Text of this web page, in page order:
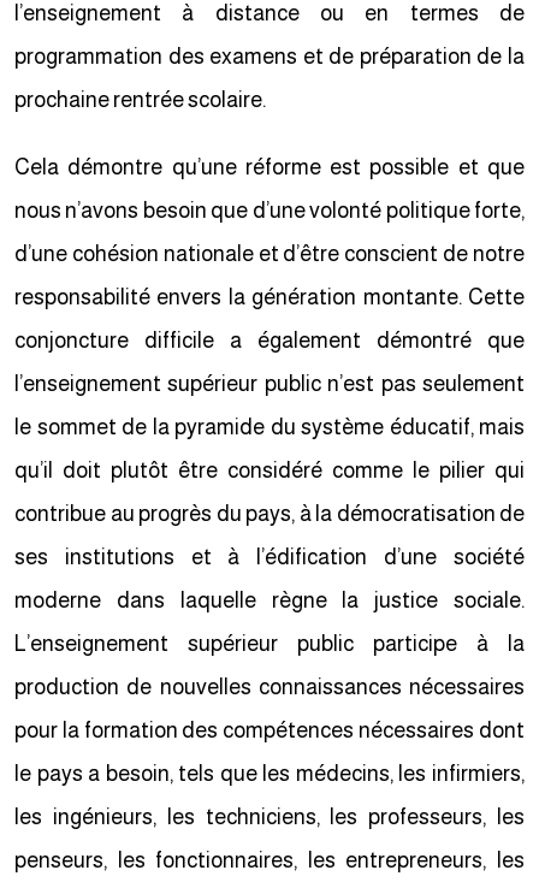
l’enseignement à distance ou en termes de
programmation des examens et de préparation de la
prochaine rentrée scolaire.
Cela démontre qu’une réforme est possible et que
nous n’avons besoin que d’une volonté politique forte,
d’une cohésion nationale et d’être conscient de notre
responsabilité envers la génération montante. Cette
conjoncture difficile a également démontré que
l’enseignement supérieur public n’est pas seulement
le sommet de la pyramide du système éducatif, mais
qu’il doit plutôt être considéré comme le pilier qui
contribue au progrès du pays, à la démocratisation de
ses institutions et à l’édification d’une société
moderne dans laquelle règne la justice sociale.
L’enseignement supérieur public participe à la
production de nouvelles connaissances nécessaires
pour la formation des compétences nécessaires dont
le pays a besoin, tels que les médecins, les infirmiers,
les ingénieurs, les techniciens, les professeurs, les
penseurs, les fonctionnaires, les entrepreneurs, les